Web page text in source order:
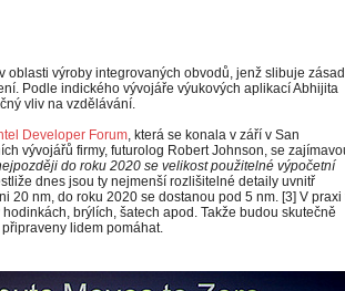
oblasti výroby integrovaných obvodů, jenž slibuje
Podle indického vývojáře výukových aplikací Abhijita
vliv na vzdělávání.
Developer Forum, která se konala v září v San
vývojářů firmy, futurolog Robert Johnson, se
do roku 2020 se velikost použitelné výpočetní
dnes jsou ty nejmenší rozlišitelné detaily uvnitř
20 nm, do roku 2020 se dostanou pod 5 nm. [3] V praxi
brýlích, šatech apod. Takže budou skutečně
lidem pomáhat.